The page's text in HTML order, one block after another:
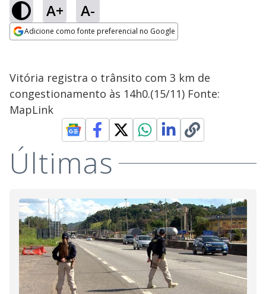
A+ A-
Adicione como fonte preferencial no Google
Vitória registra o trânsito com 3 km de
congestionamento às 14h0.(15/11) Fonte:
MapLink
Últimas